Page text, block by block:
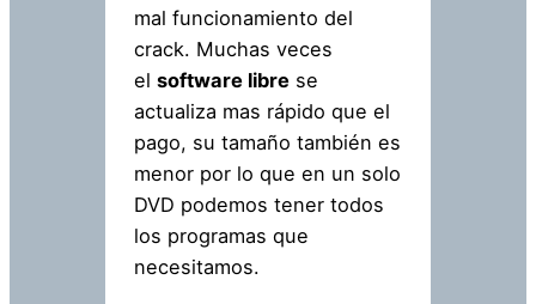
mal funcionamiento del
crack. Muchas veces
el software libre se
actualiza mas rápido que el
pago, su tamaño también es
menor por lo que en un solo
DVD podemos tener todos
los programas que
necesitamos.